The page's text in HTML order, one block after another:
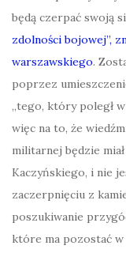
będą czerpać swoją
zdolności bojowej”,
warszawskiego.
poprzez
„tego, który poległ
więc na to, że
militarnej będzie
Kaczyńskiego, i nie
zaczerpnięciu z
poszukiwanie
które ma pozostać